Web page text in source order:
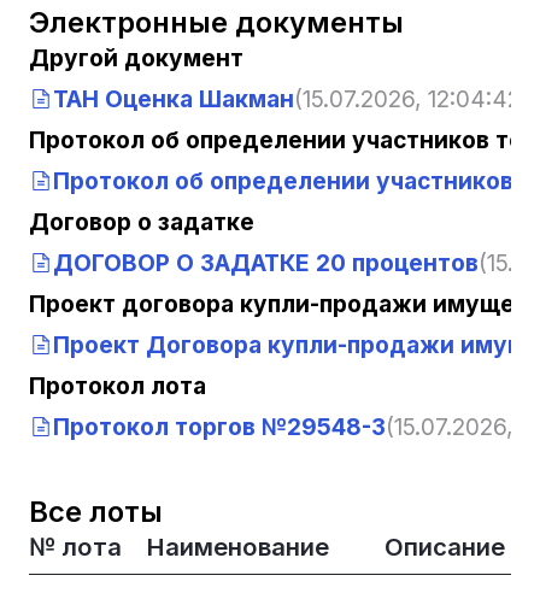
Электронные документы
Другой документ
ТАН Оценка Шакман(15.07.2026, 12:04:42)
Протокол об определении участников
Протокол об определении участников
Договор о задатке
ДОГОВОР О ЗАДАТКЕ 20 процентов
Проект договора купли-продажи
Проект Договора купли-продажи
Протокол лота
Протокол торгов №29548-3(15.07.2026,
Все лоты
№ лота Наименование Описание